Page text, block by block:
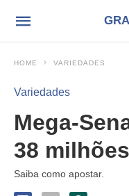
HOME VARIEDADES
Variedades
Mega-
38
Saiba como apostar.